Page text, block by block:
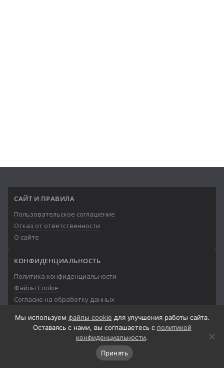
САЙТ И ПРАВИЛА
Пользовательское соглашение
Отказ от ответственности
О сайте
КОНФИДЕНЦИАЛЬНОСТЬ
Политика конфиденциальности
Файлы Cookie
Согласие на обработку данных
© 2013-2026Айтишник
Мы используем файлы cookie для улучшения работы сайта.
Оставаясь с нами, вы соглашаетесь с политикой
конфиденциальности.
Принять